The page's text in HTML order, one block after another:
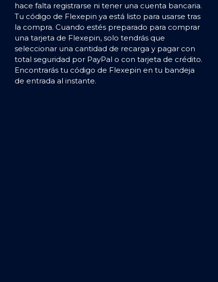
hace falta registrarse ni tener una cuenta bancaria.
Tu código de Flexepin ya está listo para usarse tras
la compra. Cuando estés preparado para comprar
una tarjeta de Flexepin, solo tendrás que
seleccionar una cantidad de recarga y pagar con
total seguridad por PayPal o con tarjeta de crédito.
Encontrarás tu código de Flexepin en tu bandeja
de entrada al instante.